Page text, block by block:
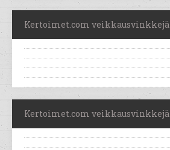
Kertoimet.com veikkausvinkkejä
Kertoimet.com veikkausvinkkejä